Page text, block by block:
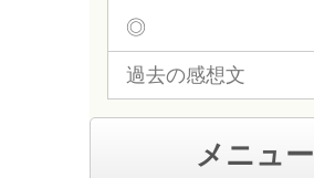
◎
過去の感想文
メニュー